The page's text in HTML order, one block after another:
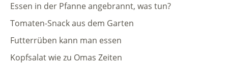
Essen in der Pfanne angebrannt, was tun?
Tomaten-Snack aus dem Garten
Futterrüben kann man essen
Kopfsalat wie zu Omas Zeiten